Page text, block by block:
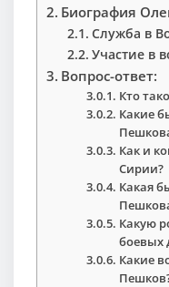
Биография
Служба в
Участие в
Вопрос-ответ:
Кто
Какие
Как и
Сирии?
Какая
Какую
боевых
Какие